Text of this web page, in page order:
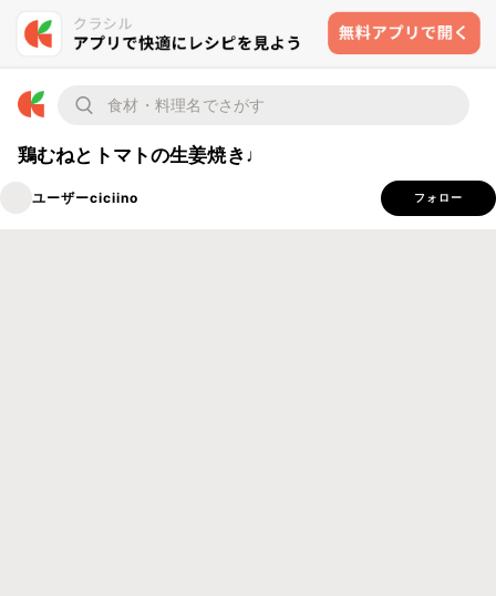
鶏むねとトマトの生姜焼き♩
ユーザーciciino フォロー